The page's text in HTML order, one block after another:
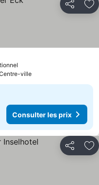
Partager
prix
ville
Consulter les prix
Partager